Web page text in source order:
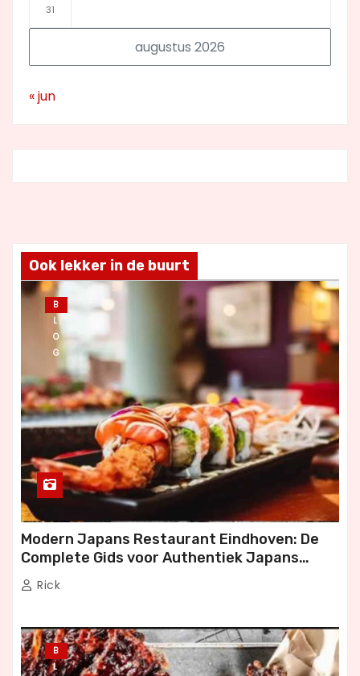
augustus 2026
31
« jun
Ook lekker in de buurt
B
L
O
G
Modern Japans Restaurant Eindhoven: De
Complete Gids voor Authentiek Japans
Dineren
Rick
B
L